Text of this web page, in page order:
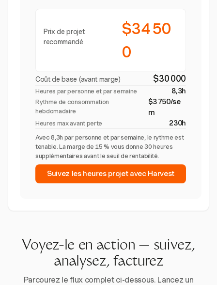
Prix de projet
recommandé
$34 50
0
Coût de base (avant marge) $30 000
Heures par personne et par semaine 8,3h
Rythme de consommation
hebdomadaire
$3 750/se
m
Heures max avant perte 230h
Avec 8,3h par personne et par semaine, le rythme est
tenable. La marge de 15 % vous donne 30 heures
supplémentaires avant le seuil de rentabilité.
Suivez les heures projet avec Harvest
Voyez-le en action — suivez,
analysez, facturez
Parcourez le flux complet ci-dessous. Lancez un